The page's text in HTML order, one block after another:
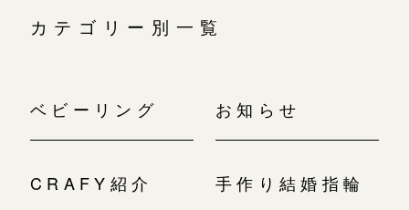
カテゴリー別一覧
ベビーリング お知らせ
CRAFY紹介 手作り結婚指輪